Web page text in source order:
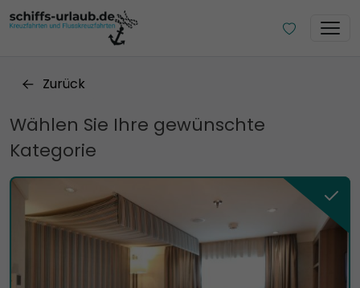
Zurück
Wählen Sie Ihre gewünschte
Kategorie